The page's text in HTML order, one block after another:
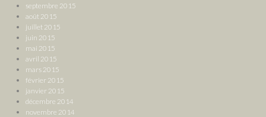
septembre 2015
août 2015
juillet 2015
juin 2015
mai 2015
avril 2015
mars 2015
février 2015
janvier 2015
décembre 2014
novembre 2014